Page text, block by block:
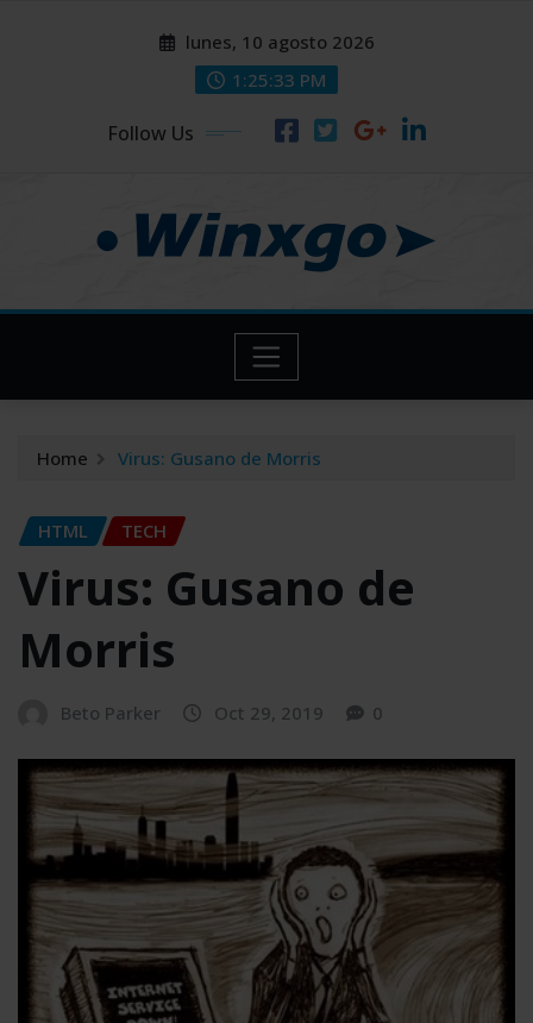
lunes, 10 agosto 2026
1:25:34 PM
Follow Us
Home Virus: Gusano de Morris
HTML TECH
Virus: Gusano de
Morris
Beto Parker Oct 29, 2019 0